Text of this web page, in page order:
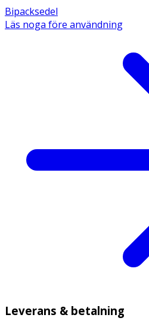
Bipacksedel
Läs noga före användning
Leverans & betalning